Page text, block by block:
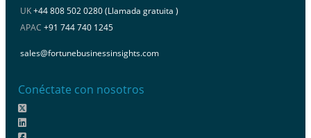
UK+44 808 502 0280 (Llamada gratuita )
APAC +91 744 740 1245
sales@fortunebusinessinsights.com
Conéctate con nosotros